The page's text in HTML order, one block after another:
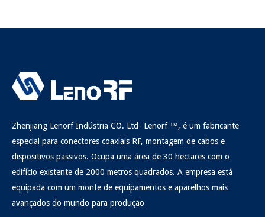
Zhenjiang Lenorf Indústria CO. Ltd- Lenorf ™, é um fabricante
especial para conectores coaxiais RF, montagem de cabos e
dispositivos passivos. Ocupa uma área de 30 hectares com o
edifício existente de 2000 metros quadrados. A empresa está
equipada com um monte de equipamentos e aparelhos mais
avançados do mundo para produção